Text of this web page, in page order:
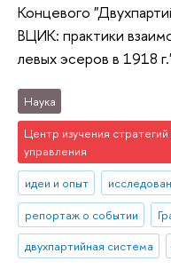
Концевого
ВЦИК: практики
левых эсеров в 1918
Наука
Центр изучения
управления
идеи и опыт
репортаж о событии
двухпартийная система